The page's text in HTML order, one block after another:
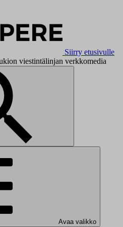
Siirry etusivulle
viestintälinjan verkkomedia
Avaa valikko